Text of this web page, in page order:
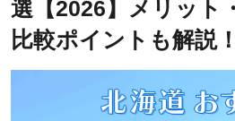
選【2026】メリット
比較ポイントも解説！